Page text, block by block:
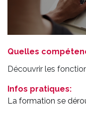
Quelles
Découvrir les
Infos pratiques:
La formation se